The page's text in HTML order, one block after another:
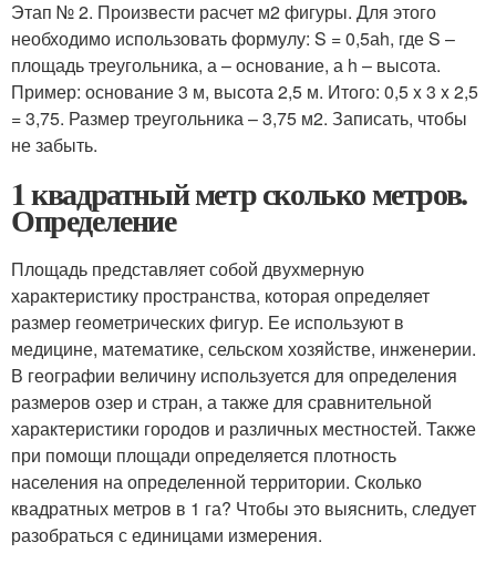
Этап № 2. Произвести расчет м2 фигуры. Для этого
необходимо использовать формулу: S = 0,5аh, где S –
площадь треугольника, а – основание, а h – высота.
Пример: основание 3 м, высота 2,5 м. Итого: 0,5 x 3 x 2,5
= 3,75. Размер треугольника – 3,75 м2. Записать, чтобы
не забыть.
1 квадратный метр сколько метров.
Определение
Площадь представляет собой двухмерную
характеристику пространства, которая определяет
размер геометрических фигур. Ее используют в
медицине, математике, сельском хозяйстве, инженерии.
В географии величину используется для определения
размеров озер и стран, а также для сравнительной
характеристики городов и различных местностей. Также
при помощи площади определяется плотность
населения на определенной территории. Сколько
квадратных метров в 1 га? Чтобы это выяснить, следует
разобраться с единицами измерения.